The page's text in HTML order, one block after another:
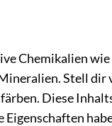
Chemikalien wie
Stell dir
Diese